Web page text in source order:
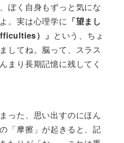
ぼく自身もずっと気にな
。実は心理学に 「望まし
）」 という、ちょ
してね。脳って、スラス
まり長期記憶に残してく
った、思い出すのにほん
摩擦」が起きると、記